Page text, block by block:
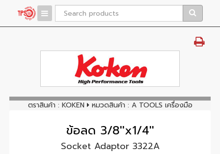
ตราสินค้า : KOKEN หมวดสินค้า : A TOOLS เครื่องมือ
ข้อลด 3/8''x1/4''
Socket Adaptor 3322A